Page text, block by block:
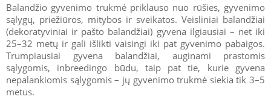
Balandžio gyvenimo trukmė priklauso nuo rūšies, gyvenimo
sąlygų, priežiūros, mitybos ir sveikatos. Veisliniai balandžiai
(dekoratyviniai ir pašto balandžiai) gyvena ilgiausiai – net iki
25–32 metų ir gali išlikti vaisingi iki pat gyvenimo pabaigos.
Trumpiausiai gyvena balandžiai, auginami prastomis
sąlygomis, inbreedingo būdu, taip pat tie, kurie gyvena
nepalankiomis sąlygomis – jų gyvenimo trukmė siekia tik 3–5
metus.